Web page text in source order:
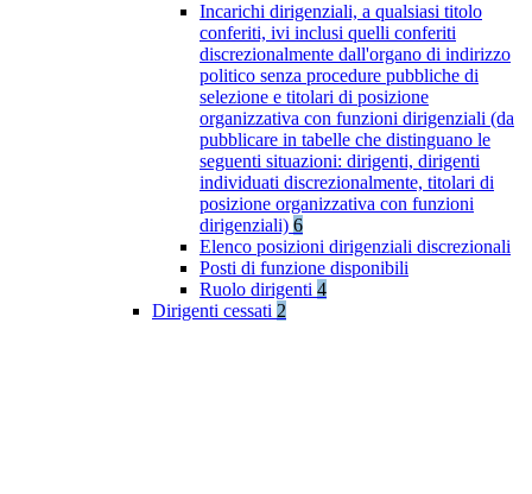
Incarichi dirigenziali, a qualsiasi titolo
conferiti, ivi inclusi quelli conferiti
discrezionalmente dall'organo di indirizzo
politico senza procedure pubbliche di
selezione e titolari di posizione
organizzativa con funzioni dirigenziali (da
pubblicare in tabelle che distinguano le
seguenti situazioni: dirigenti, dirigenti
individuati discrezionalmente, titolari di
posizione organizzativa con funzioni
dirigenziali) 6
Elenco posizioni dirigenziali discrezionali
Posti di funzione disponibili
Ruolo dirigenti 4
Dirigenti cessati 2